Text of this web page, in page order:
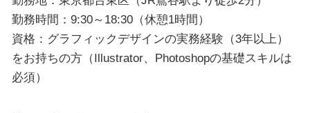
勤務時間：9:30～18:30（休憩1時間）
資格：グラフィックデザインの実務経験（3年以上）
をお持ちの方（Illustrator、Photoshopの基礎スキルは
必須）